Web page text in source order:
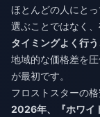
ほとんどの人にと
選ぶことではなく、
タイミングよく行う
地域的な価格差を
が最初です。
フロストスターの
2026年、『ホワイ